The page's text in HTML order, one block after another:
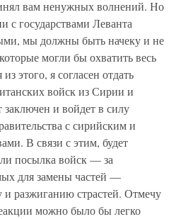
вам ненужных волнений. Но
государствами Леванта
мы должны быть начеку и не
могли бы охватить весь
этого, я согласен отдать
войск из Сирии и
заключен и войдет в силу
с сирийским и
В связи с этим, будет
посылка войск — за
для замены частей —
и разжиганию страстей. Отмечу
можно было бы легко